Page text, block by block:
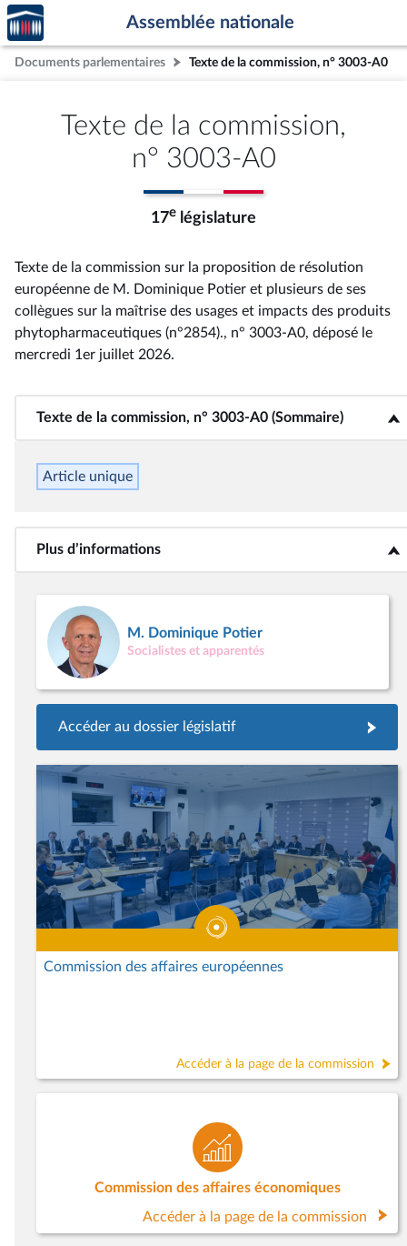
Aller au contenu
Aller en bas de la page
Accèder
à la
page
d'accueil
Assemblée nationale
Documents parlementaires Texte de la commission, n° 3003-A0
Texte de la commission,
n° 3003-A0
17e législature
Texte de la commission sur la proposition de résolution
européenne de M. Dominique Potier et plusieurs de ses
collègues sur la maîtrise des usages et impacts des produits
phytopharmaceutiques (n°2854)., n° 3003-A0, déposé le
mercredi 1er juillet 2026.
Texte de la commission, n° 3003-A0 (Sommaire)
<b>Texte de la commission, n° 3003-A0 (Sommaire)</b>
Article unique
Plus d’informations<b>Plus d’informations</b>
M. Dominique Potier
Socialistes et apparentés
Accéder au dossier législatif
Commission des affaires européennes
Accéder à la page de la commission
Commission des affaires économiques
Accéder à la page de la commission